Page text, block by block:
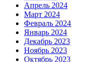
Апрель 2024
Март 2024
Февраль 2024
Январь 2024
Декабрь 2023
Ноябрь 2023
Октябрь 2023